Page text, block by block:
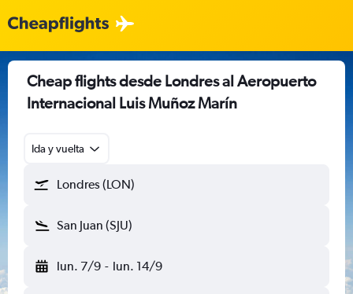
Cheap flights desde Londres al Aeropuerto
Internacional Luis Muñoz Marín
Ida y vuelta
Londres (LON)
San Juan (SJU)
lun. 7/9 - lun. 14/9